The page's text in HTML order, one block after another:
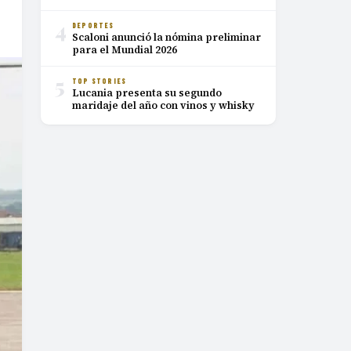
4 DEPORTES
Scaloni anunció la nómina preliminar
para el Mundial 2026
5 TOP STORIES
Lucania presenta su segundo
maridaje del año con vinos y whisky